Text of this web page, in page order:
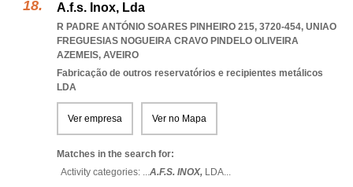
A.f.s. Inox, Lda
R PADRE ANTÓNIO SOARES PINHEIRO 215, 3720-454, UNIAO
FREGUESIAS NOGUEIRA CRAVO PINDELO OLIVEIRA
AZEMEIS, AVEIRO
Fabricação de outros reservatórios e recipientes metálicos
LDA
Ver empresa Ver no Mapa
Matches in the search for:
Activity categories: ...A.F.S. INOX, LDA...